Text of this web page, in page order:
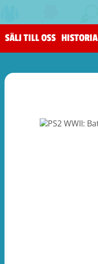
SÄLJ TILL OSS HISTORIA